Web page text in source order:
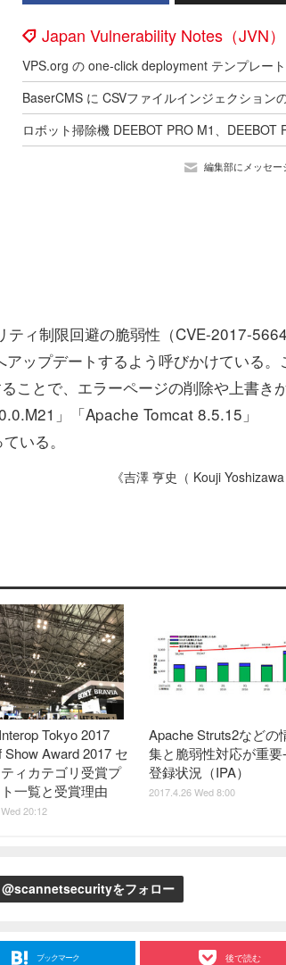
Japan Vulnerability Notes（JVN）
編集部にメッセー
ティ制限回避の脆弱性（CVE-2017-
ップデートするよう呼びかけている。
ことで、エラーページの削除や上書き
」「Apache Tomcat 8.5.15」
いる。
《吉澤 亨史（ Kouji Yoshizawa
Tokyo 2017
Show Award 2017 セ
ィカテゴリ受賞プ
一覧と受賞理由
20:12
Apache Struts2などの
集と脆弱性対応が重要
登録状況（IPA）
2017.4.26 Wed 8:00
@scannetsecurityをフォロー
ブックマーク 後で読む